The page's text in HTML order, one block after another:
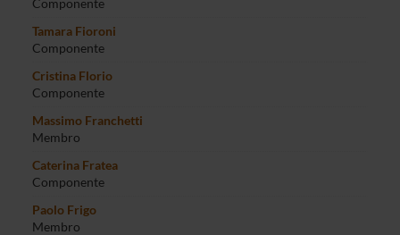
Componente
Tamara Fioroni
Componente
Cristina Florio
Componente
Massimo Franchetti
Membro
Caterina Fratea
Componente
Paolo Frigo
Membro